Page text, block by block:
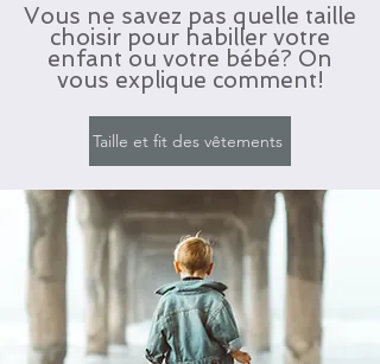
Vous ne savez pas quelle taille
choisir pour habiller votre
enfant ou votre bébé? On
vous explique comment!
Taille et fit des vêtements